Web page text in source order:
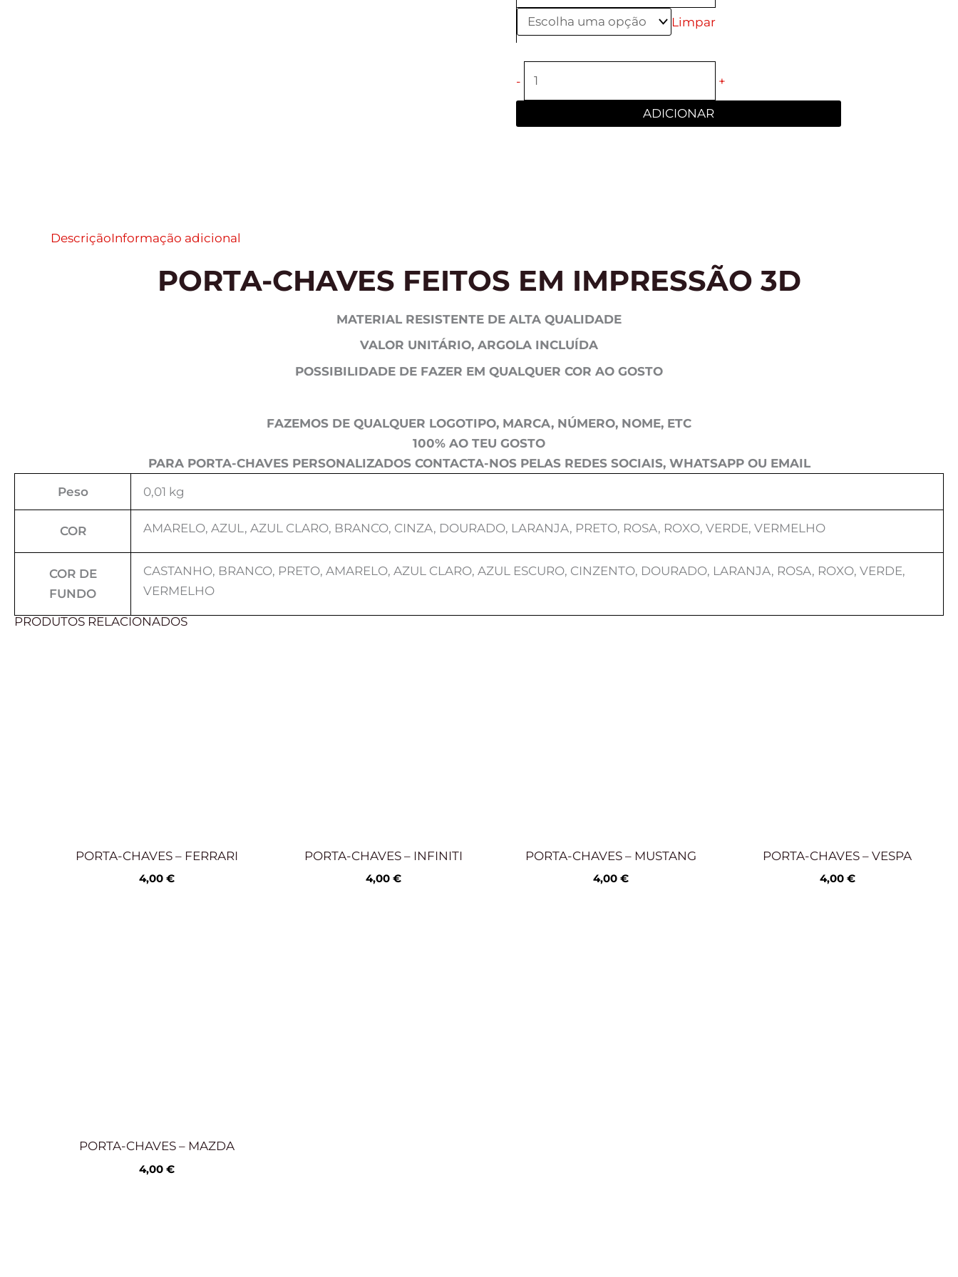
Limpar
- +
ADICIONAR
DescriçãoInformação adicional
PORTA-CHAVES FEITOS EM IMPRESSÃO 3D
MATERIAL RESISTENTE DE ALTA QUALIDADE
VALOR UNITÁRIO, ARGOLA INCLUÍDA
POSSIBILIDADE DE FAZER EM QUALQUER COR AO GOSTO
FAZEMOS DE QUALQUER LOGOTIPO, MARCA, NÚMERO, NOME, ETC
100% AO TEU GOSTO
PARA PORTA-CHAVES PERSONALIZADOS CONTACTA-NOS PELAS REDES SOCIAIS, WHATSAPP OU EMAIL
Peso
0,01 kg
COR AMARELO, AZUL, AZUL CLARO, BRANCO, CINZA, DOURADO, LARANJA, PRETO, ROSA, ROXO, VERDE, VERMELHO
COR DE
FUNDO
CASTANHO, BRANCO, PRETO, AMARELO, AZUL CLARO, AZUL ESCURO, CINZENTO, DOURADO, LARANJA, ROSA, ROXO, VERDE,
VERMELHO
PRODUTOS RELACIONADOS
PORTA-CHAVES – FERRARI
4,00€
PORTA-CHAVES – INFINITI
4,00€
PORTA-CHAVES – MUSTANG
4,00 €
PORTA-CHAVES – VESPA
4,00 €
PORTA-CHAVES – MAZDA
4,00€